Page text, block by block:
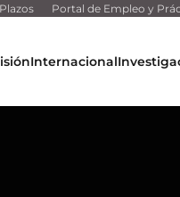
Plazos Portal de Empleo y
Internacional